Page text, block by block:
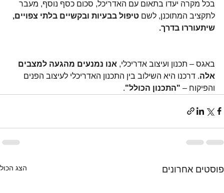
בכל מקרה יעדו בתאום עם האדריכל, סכום כסף נוסף, מעבר
לתקציב המתוכנן, לשם טיפול בבעיות ובקשיים בלתי צפויים,
שיתעוררו בדרך.
באגס – תכנון ועיצוב אדריכלי, אנו נמנעים מהגעה למצבים
אלה. דרכנו היא השילוב בין התכנון האדריכלי לעיצוב הפנים
והפיקוח – "התכנון הכולל".
פוסטים אחרונים הצג הכול